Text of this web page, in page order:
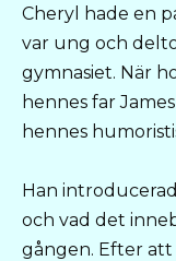
Cheryl hade en
var ung och
gymnasiet. När
hennes far
hennes
Han
och vad det
gången. Efter att